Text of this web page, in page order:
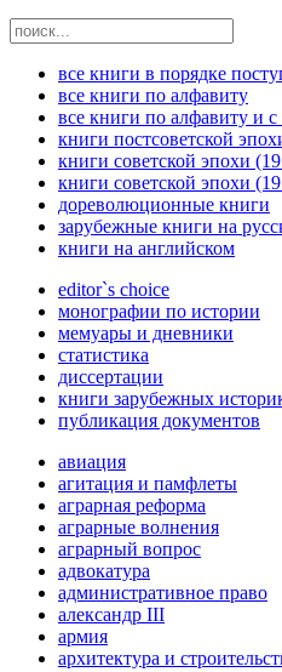
все книги в порядке
все книги по алфавиту
все книги по алфавиту и
книги постсоветской
книги советской эпохи
книги советской эпохи
дореволюционные книги
зарубежные книги на
книги на английском
editor`s choice
монографии по истории
мемуары и дневники
статистика
диссертации
книги зарубежных
публикация документов
авиация
агитация и памфлеты
аграрная реформа
аграрные волнения
аграрный вопрос
адвокатура
административное право
александр III
армия
архитектура и